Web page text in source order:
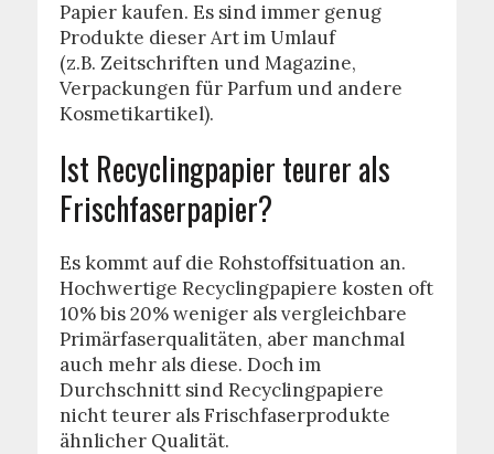
Papier kaufen. Es sind immer genug
Produkte dieser Art im Umlauf
(z.B. Zeitschriften und Magazine,
Verpackungen für Parfum und andere
Kosmetikartikel).
Ist Recyclingpapier teurer als
Frischfaserpapier?
Es kommt auf die Rohstoffsituation an.
Hochwertige Recyclingpapiere kosten oft
10% bis 20% weniger als vergleichbare
Primärfaserqualitäten, aber manchmal
auch mehr als diese. Doch im
Durchschnitt sind Recyclingpapiere
nicht teurer als Frischfaserprodukte
ähnlicher Qualität.